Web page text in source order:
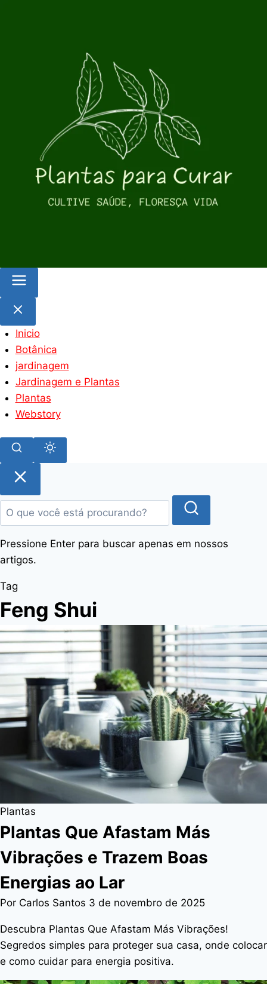
Inicio
Botânica
jardinagem
Jardinagem e Plantas
Plantas
Webstory
Pular
para
o
conteúdo
Pressione Enter para buscar apenas em nossos
artigos.
Tag
Feng Shui
Plantas
Plantas Que Afastam Más
Vibrações e Trazem Boas
Energias ao Lar
Por Carlos Santos 3 de novembro de 2025
Descubra Plantas Que Afastam Más Vibrações!
Segredos simples para proteger sua casa, onde colocar
e como cuidar para energia positiva.